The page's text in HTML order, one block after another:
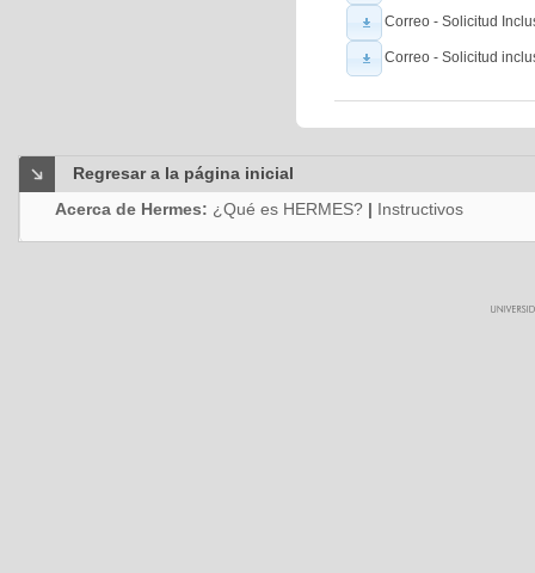
Correo - Solicitud
Correo - Solicitud
Regresar a la página inicial
Acerca de Hermes: ¿Qué es HERMES? | Instructivos